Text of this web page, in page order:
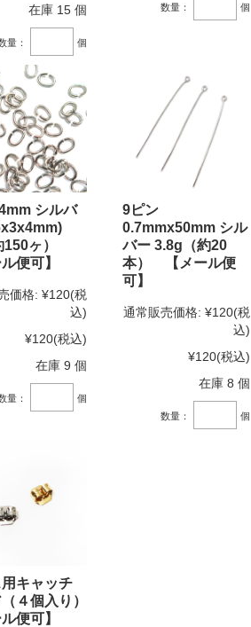
在庫 15 個
量： 個
数量： 個
シルバ
150ヶ）
便可】
価格: ¥120(税
込)
¥120(税込)
在庫 9 個
量： 個
9ピン
0.7mmx50mm シル
バー 3.8g（約20
本） 【メール便
可】
通常販売価格: ¥120(税
込)
¥120(税込)
在庫 8 個
数量： 個
用キャッチ
４個入り）
便可】